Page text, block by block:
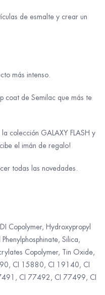
de esmalte y crear un
más intenso.
coat de Semilac que más te
colección GALAXY FLASH y
el imán de regalo!
todas las novedades.
Copolymer, Hydroxypropyl
Silica,
Copolymer, Tin Oxide,
CI 15880, CI 19140, CI
CI 77492, CI 77499, CI